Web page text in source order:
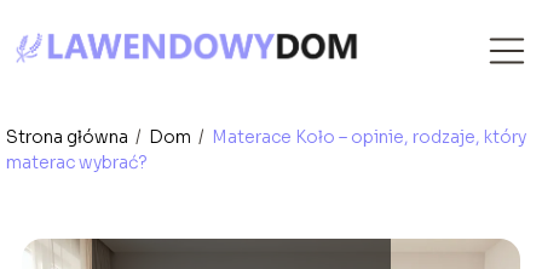
Strona główna / Dom / Materace Koło – opinie, rodzaje, który
materac wybrać?